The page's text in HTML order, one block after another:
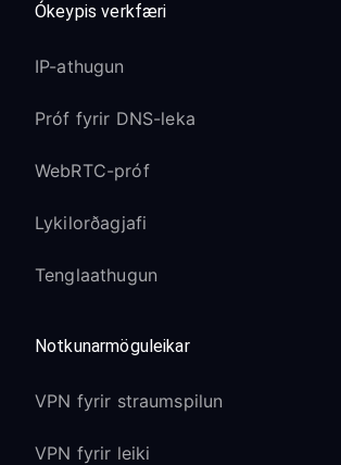
Ókeypis verkfæri
IP-athugun
Próf fyrir DNS-leka
WebRTC-próf
Lykilorðagjafi
Tenglaathugun
Notkunarmöguleikar
VPN fyrir straumspilun
VPN fyrir leiki